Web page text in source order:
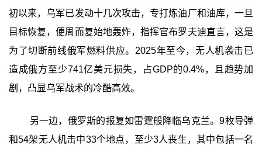
初以来，乌军已发动十几次攻击，专打炼油厂和油库，一旦
目标恢复，便周而复始地轰炸，指挥官布罗夫迪直言，这是
为了切断前线俄军燃料供应。2025年至今，无人机袭击已
造成俄方至少741亿美元损失，占GDP的0.4%，且趋势加
剧，凸显乌军战术的冷酷高效。
另一边，俄罗斯的报复如雷霆般降临乌克兰。9枚导弹
和54架无人机击中33个地点，至少3人丧生，其中包括一名